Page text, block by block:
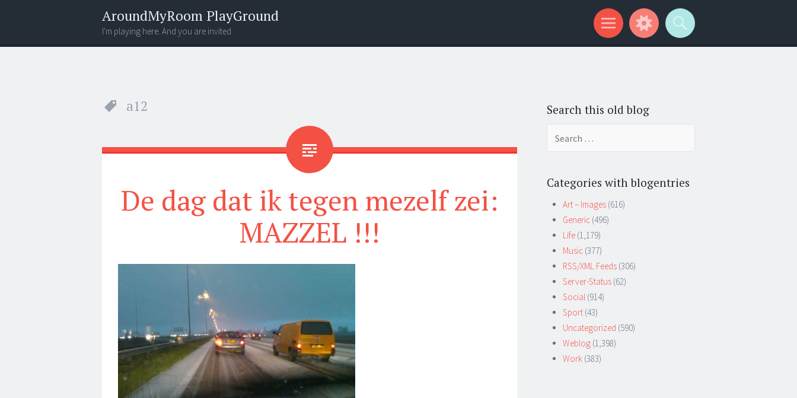
AroundMyRoom PlayGround
I'm playing here. And you are invited
Menu
Widgets
Search
a12
De dag dat ik tegen mezelf zei:
MAZZEL !!!
Search this old blog
Categories with blogentries
Art – Images (616)
Generic (496)
Life (1,179)
Music (377)
RSS/XML Feeds (306)
Server-Status (62)
Social (914)
Sport (43)
Uncategorized (590)
Weblog (1,398)
Work (383)